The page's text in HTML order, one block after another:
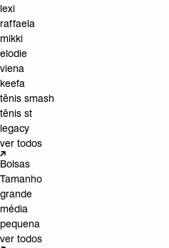
lexi
raffaela
mikki
elodie
viena
keefa
tênis smash
tênis st
legacy
ver todos
Bolsas
Tamanho
grande
média
pequena
ver todos